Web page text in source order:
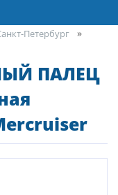
Петербург
ПАЛЕЦ